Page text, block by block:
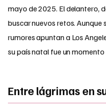
mayo de 2025. El delantero,
buscar nuevos retos.
rumores apuntan a Los
su país natal fue un momento
Entre lágrimas en